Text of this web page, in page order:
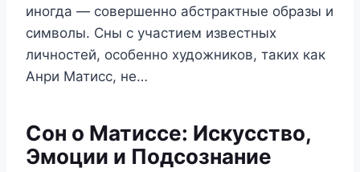
иногда — совершенно абстрактные образы и
символы. Сны с участием известных
личностей, особенно художников, таких как
Анри Матисс, не…
Сон о Матиссе: Искусство,
Эмоции и Подсознание